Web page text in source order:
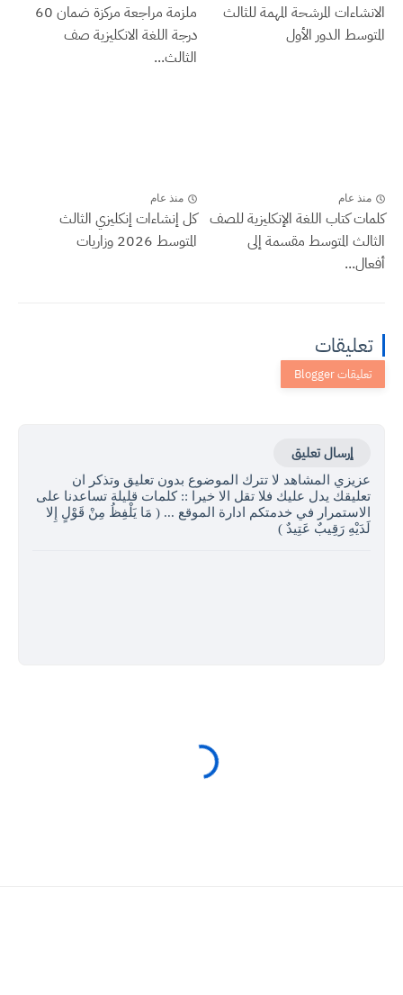
الانشاءات المرشحة المهمة للثالث
المتوسط الدور الأول
ملزمة مراجعة مركزة ضمان 60
درجة اللغة الانكليزية صف
الثالث...
منذ عام
كلمات كتاب اللغة الإنكليزية للصف
الثالث المتوسط مقسمة إلى
أفعال...
منذ عام
كل إنشاءات إنكليزي الثالث
المتوسط 2026 وزاريات
تعليقات
إرسال تعليق
عزيزي المشاهد لا تترك الموضوع بدون تعليق وتذكر ان
تعليقك يدل عليك فلا تقل الا خيرا :: كلمات قليلة تساعدنا على
الاستمرار في خدمتكم ادارة الموقع ... ( مَا يَلْفِظُ مِنْ قَوْلٍ إِلا
لَدَيْهِ رَقِيبٌ عَتِيدٌ )